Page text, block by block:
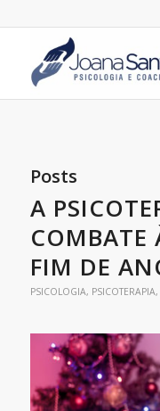
Posts
A
COMBATE
FIM DE
PSICOLOGIA, PSICOTERAPIA,